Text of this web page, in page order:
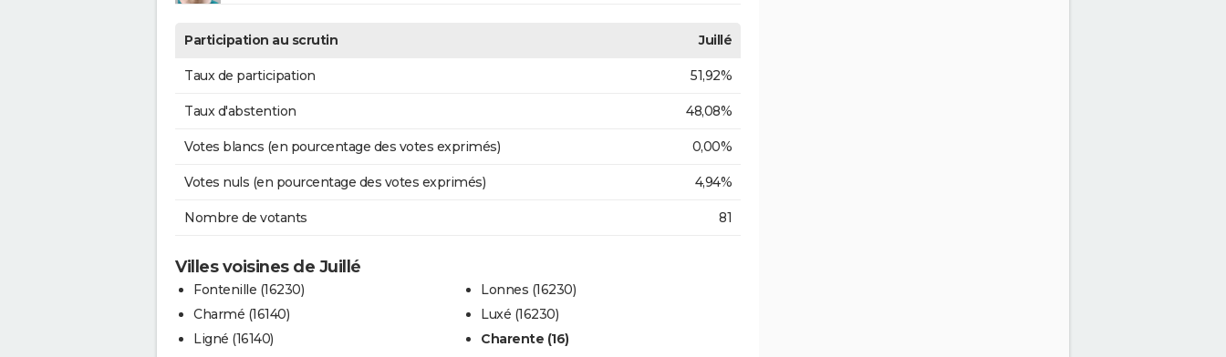
Participation au scrutin Juillé
Taux de participation 51,92%
Taux d'abstention 48,08%
Votes blancs (en pourcentage des votes exprimés) 0,00%
Votes nuls (en pourcentage des votes exprimés) 4,94%
Nombre de votants 81
Villes voisines de Juillé
Fontenille (16230)
Charmé (16140)
Ligné (16140)
Lonnes (16230)
Luxé (16230)
Charente (16)